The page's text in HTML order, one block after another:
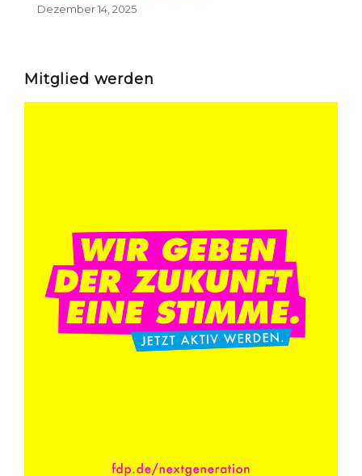
Dezember 14, 2025
Mitglied werden